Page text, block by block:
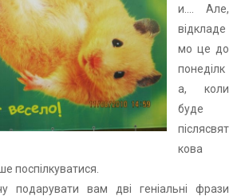
и.... Але,
відкладе
мо це до
понеділк
а, коли
буде
післясвят
кова
поспілкуватися.
вам дві геніальні фрази